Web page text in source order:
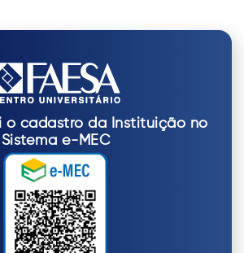
o cadastro da Instituição no
Sistema e-MEC